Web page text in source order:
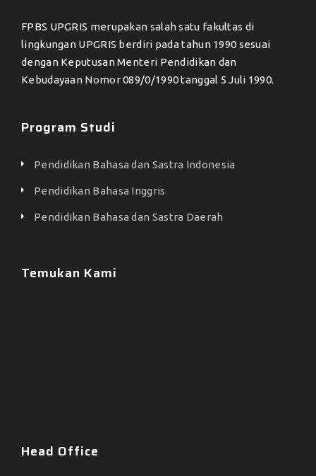
FPBS UPGRIS merupakan salah satu fakultas di
lingkungan UPGRIS berdiri pada tahun 1990 sesuai
dengan Keputusan Menteri Pendidikan dan
Kebudayaan Nomor 089/0/1990 tanggal 5 Juli 1990.
Program Studi
Pendidikan Bahasa dan Sastra Indonesia
Pendidikan Bahasa Inggris
Pendidikan Bahasa dan Sastra Daerah
Temukan Kami
Head Office